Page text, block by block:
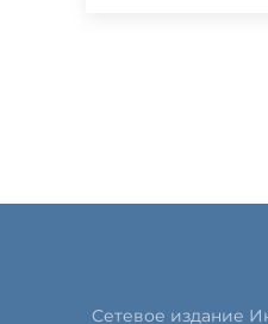
Сетевое издание